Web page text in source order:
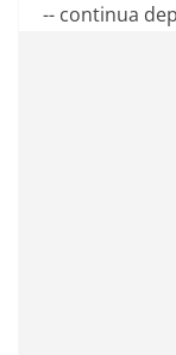
-- continua